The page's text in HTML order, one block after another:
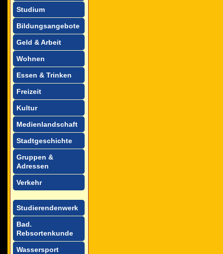
Studium
Bildungsangebote
Geld & Arbeit
Wohnen
Essen & Trinken
Freizeit
Kultur
Medienlandschaft
Stadtgeschichte
Gruppen &
Adressen
Verkehr
Studierendenwerk
Bad.
Rebsortenkunde
Wassersport